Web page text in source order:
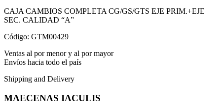
CAJA CAMBIOS COMPLETA CG/GS/GTS EJE PRIM.+EJE
SEC. CALIDAD “A”
Código: GTM00429
Ventas al por menor y al por mayor
Envíos hacia todo el país
Shipping and Delivery
MAECENAS IACULIS